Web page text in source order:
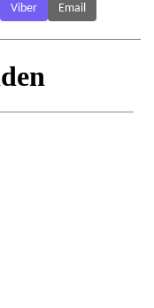
Viber Email